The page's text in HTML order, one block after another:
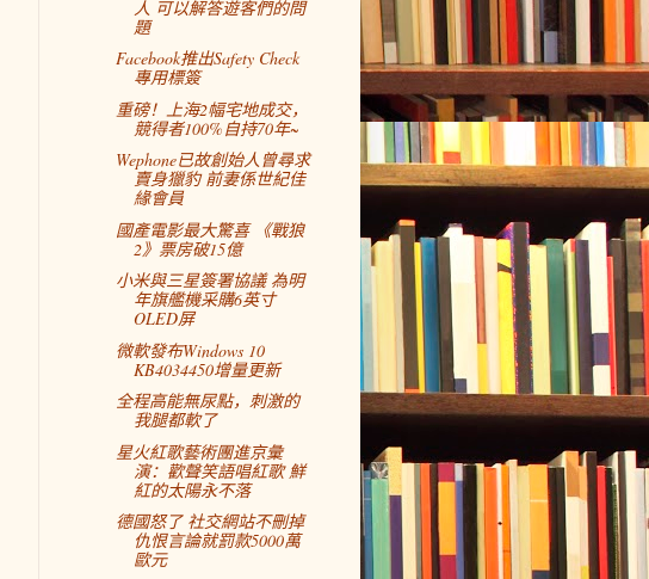
人 可以解答遊客們的問
題
Facebook推出Safety Check
專用標簽
重磅！上海2幅宅地成交，
競得者100%自持70年~
Wephone已故創始人曾尋求
賣身獵豹 前妻係世紀佳
緣會員
國產電影最大驚喜 《戰狼
2》票房破15億
小米與三星簽署協議 為明
年旗艦機采購6英寸
OLED屏
微軟發布Windows 10
KB4034450增量更新
全程高能無尿點，刺激的
我腿都軟了
星火紅歌藝術團進京彙
演：歡聲笑語唱紅歌 鮮
紅的太陽永不落
德國怒了 社交網站不刪掉
仇恨言論就罰款5000萬
歐元